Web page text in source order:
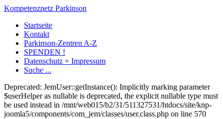
Kompetenznetz Parkinson
Startseite
Kontakt
Parkinson-Zentren A-Z
SPENDEN !
Datenschutz + Impressum
Suche ...
Deprecated: JemUser::getInstance(): Implicitly marking parameter
$userHelper as nullable is deprecated, the explicit nullable type must
be used instead in /mnt/web015/b2/31/511327531/htdocs/site/knp-
joomla5/components/com_jem/classes/user.class.php on line 570